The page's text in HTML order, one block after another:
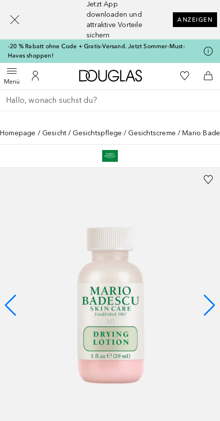
Jetzt App
downloaden und
attraktive Vorteile
sichern
ANZEIGEN
-20 % Rabatt ohne Code + Gratis-Versand. Jetzt Sommer-Must-
Haves shoppen!
MenüMenü öffnenZu Meinem Kundenkonto
Zur Douglas Startseite
Zu Meiner
Gehe zurück
Suche ausführen
Homepage Gesicht Gesichtspflege Gesichtscreme Mario
[navigation.slideout.screenreader]